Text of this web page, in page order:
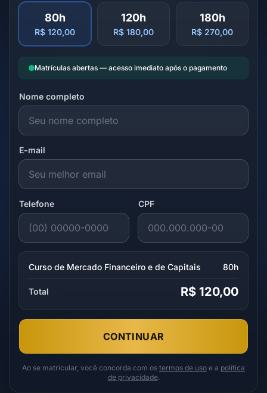
80h
R$ 120,00
120h
R$ 180,00
180h
R$ 270,00
Matrículas abertas — acesso imediato após o pagamento
Nome completo
E-mail
Telefone CPF
Curso de Mercado Financeiro e de Capitais 80h
Total R$ 120,00
CONTINUAR
Ao se matricular, você concorda com os termos de uso e a política
de privacidade.